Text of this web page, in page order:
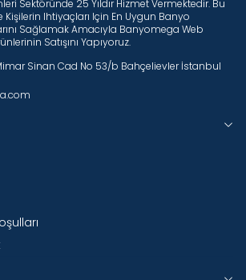
Sektöründe 25 Yıldır Hizmet Vermektedir. Bu
Ihtiyaçları Için En Uygun Banyo
Sağlamak Amacıyla Banyomega Web
Satışını Yapıyoruz.
Sinan Cad No 53/b Bahçelievler İstanbul